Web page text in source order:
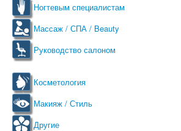
Ногтевым специалистам
Массаж / СПА / Beauty
Руководство салоном
Косметология
Макияж / Стиль
Другие